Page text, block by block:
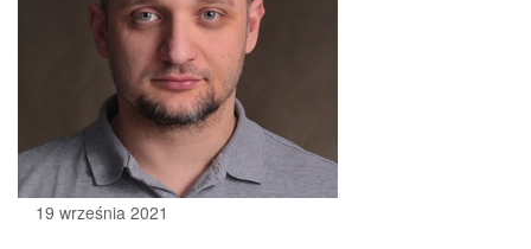
19 września 2021